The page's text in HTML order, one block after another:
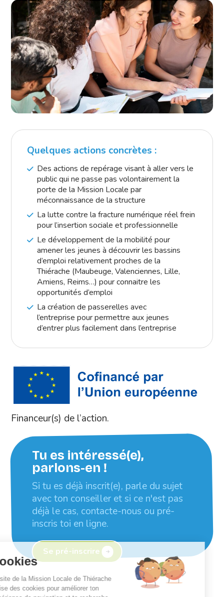
Quelques actions concrètes :
Des actions de repérage visant à aller vers le
public qui ne passe pas volontairement la
porte de la Mission Locale par
méconnaissance de la structure
La lutte contre la fracture numérique réel frein
pour l’insertion sociale et professionnelle
Le développement de la mobilité pour
amener les jeunes à découvrir les bassins
d’emploi relativement proches de la
Thiérache (Maubeuge, Valenciennes, Lille,
Amiens, Reims…) pour connaitre les
opportunités d’emploi
La création de passerelles avec
l’entreprise pour permettre aux jeunes
d’entrer plus facilement dans l’entreprise
Financeur(s) de l’action.
Tu es intéressé(e),
parlons-en !
Si tu es déjà inscrit(e), parle du sujet
avec ton conseiller et si ce n'est pas
déjà le cas, contacte-nous ou pré-
inscris toi en ligne.
Se pré-inscrire